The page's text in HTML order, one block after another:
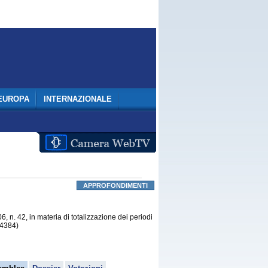
INTERNAZIONALE
APPROFONDIMENTI
n. 42, in materia di totalizzazione dei periodi